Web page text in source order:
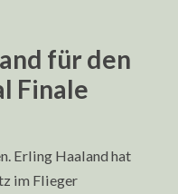
für den
Finale
Erling Haaland hat
im Flieger